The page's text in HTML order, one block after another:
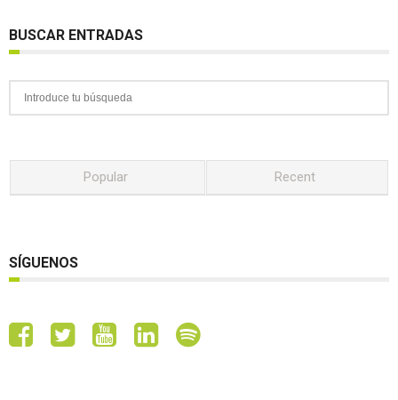
BUSCAR ENTRADAS
Popular Recent
SÍGUENOS